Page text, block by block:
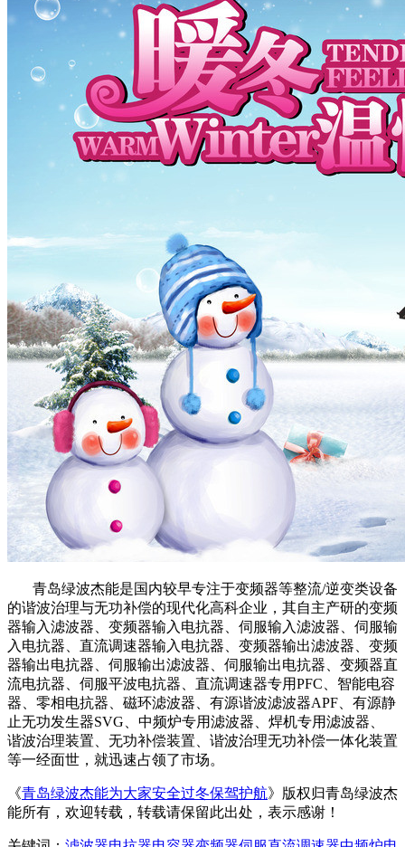
青岛绿波杰能是国内较早专注于变频器等整流/逆变类设备
的谐波治理与无功补偿的现代化高科企业，其自主产研的变频
器输入滤波器、变频器输入电抗器、伺服输入滤波器、伺服输
入电抗器、直流调速器输入电抗器、变频器输出滤波器、变频
器输出电抗器、伺服输出滤波器、伺服输出电抗器、变频器直
流电抗器、伺服平波电抗器、直流调速器专用PFC、智能电容
器、零相电抗器、磁环滤波器、有源谐波滤波器APF、有源静
止无功发生器SVG、中频炉专用滤波器、焊机专用滤波器、
谐波治理装置、无功补偿装置、谐波治理无功补偿一体化装置
等一经面世，就迅速占领了市场。
《青岛绿波杰能为大家安全过冬保驾护航》版权归青岛绿波杰
能所有，欢迎转载，转载请保留此出处，表示感谢！